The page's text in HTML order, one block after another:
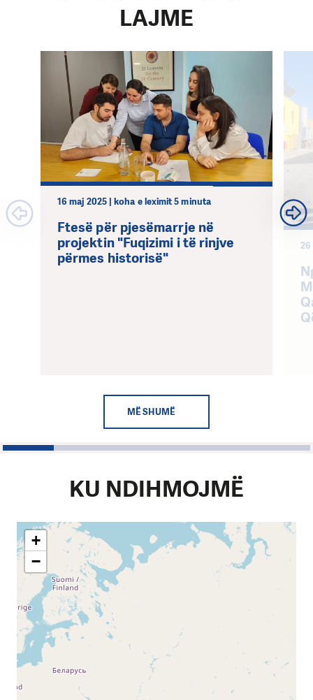
LAJME
16 maj 2025 | koha e leximit 5 minuta
Ftesë për pjesëmarrje në
projektin "Fuqizimi i të rinjve
përmes historisë"
1 2 3 4 5 6
MË SHUMË
KU NDIHMOJMË
+
−